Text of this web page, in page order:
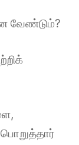
வேண்டும்?